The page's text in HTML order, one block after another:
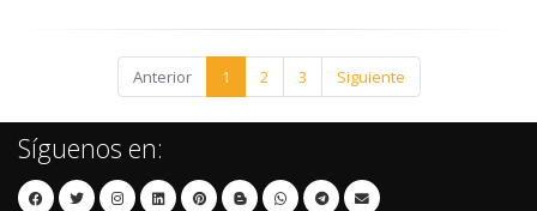
Anterior 1 2 3 Siguiente
Síguenos en: